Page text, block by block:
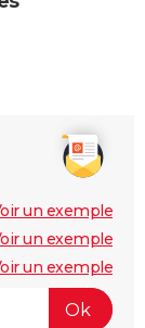
un exemple
un exemple
un exemple